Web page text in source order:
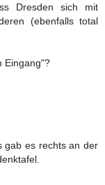
Dresden sich mit
(ebenfalls total
Eingang"?
gab es rechts an der